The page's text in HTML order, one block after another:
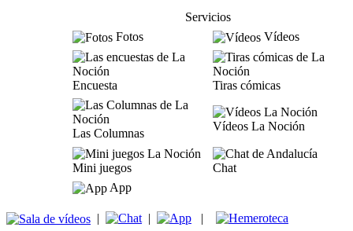
Servicios
Fotos
Vídeos
Encuesta Tiras cómicas
Las Columnas
Vídeos La Noción
Mini juegos
Chat
App
| | |